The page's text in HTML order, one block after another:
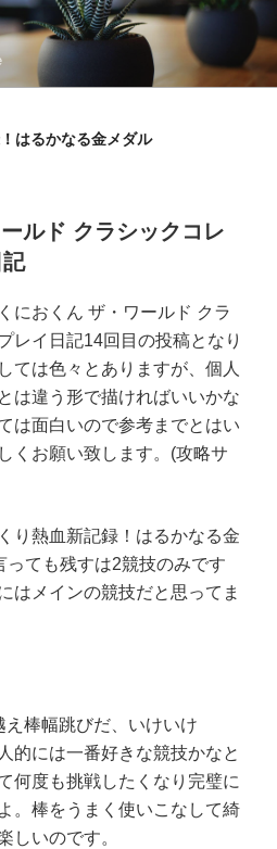
はるかなる金メダル
ルド クラシックコレ
におくん ザ・ワールド クラ
レイ日記14回目の投稿となり
ては色々とありますが、個人
は違う形で描ければいいかな
は面白いので参考までとはい
くお願い致します。(攻略サ
り熱血新記録！はるかなる金
っても残すは2競技のみです
はメインの競技だと思ってま
棒幅跳びだ、いけいけ
的には一番好きな競技かなと
何度も挑戦したくなり完璧に
。棒をうまく使いこなして綺
しいのです。